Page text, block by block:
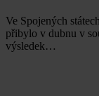
Ve Spojených
přibylo v dubnu v
výsledek…